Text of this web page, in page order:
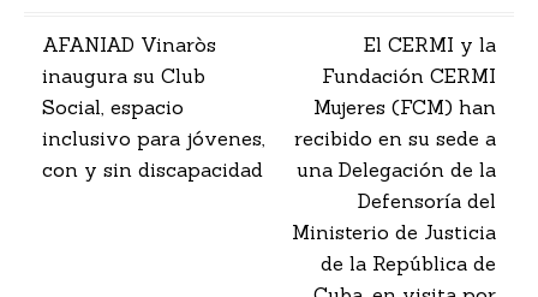
Navegación
de
entradas
AFANIAD Vinaròs
inaugura su Club
Social, espacio
inclusivo para jóvenes,
con y sin discapacidad
El CERMI y la
Fundación CERMI
Mujeres (FCM) han
recibido en su sede a
una Delegación de la
Defensoría del
Ministerio de Justicia
de la República de